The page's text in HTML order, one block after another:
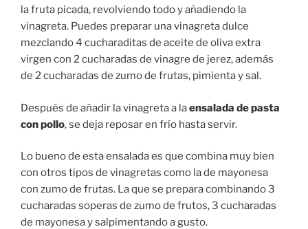
la fruta picada, revolviendo todo y añadiendo la
vinagreta. Puedes preparar una vinagreta dulce
mezclando 4 cucharaditas de aceite de oliva extra
virgen con 2 cucharadas de vinagre de jerez, además
de 2 cucharadas de zumo de frutas, pimienta y sal.
Después de añadir la vinagreta a laensalada de pasta
con pollo, se deja reposar en frío hasta servir.
Lo bueno de esta ensalada es que combina muy bien
con otros tipos de vinagretas como la de mayonesa
con zumo de frutas. La que se prepara combinando 3
cucharadas soperas de zumo de frutos, 3 cucharadas
de mayonesa y salpimentando a gusto.